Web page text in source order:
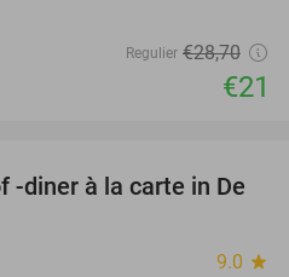
Regulier €28,70
€21
39%
-diner à la carte in De
9.0 star